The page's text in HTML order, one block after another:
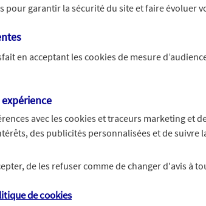
de droits sur les informations vous concernant. Pour
garantir la sécurité du site et faire évoluer
en acceptant les cookies de mesure
avec lescookies et traceurs marketing et
des publicités personnalisées et de suivre
de les refuser comme de changer d'avis à
decookies